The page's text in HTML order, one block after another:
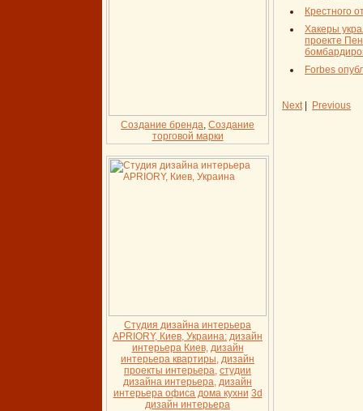
Создание бренда, Создание
торговой марки
Студия дизайна интерьера
APRIORY, Киев, Украина: дизайн
интерьера Киев, дизайн
интерьера квартиры, дизайн
проекты интерьера, студии
дизайна интерьера, дизайн
интерьера офиса дома кухни 3d
дизайн интерьера
Крестного
Хакеры
проекте
Forbes
Next| Previous